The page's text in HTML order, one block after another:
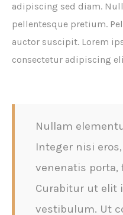
adipiscing sed diam.
pellentesque pretium.
auctor suscipit. Lorem
consectetur adipiscing
Nullam
Integer nisi
venenatis
Curabitur ut elit
vestibulum. Ut